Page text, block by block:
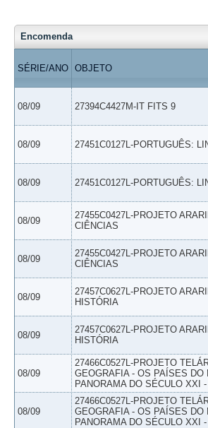
Encomenda
SÉRIE/ANO OBJETO
08/09 27394C4427M-IT FITS 9
08/09 27451C0127L-PORTUGUÊS:
08/09 27451C0127L-PORTUGUÊS:
08/09
27455C0427L-PROJETO
CIÊNCIAS
08/09
27455C0427L-PROJETO
CIÊNCIAS
08/09
27457C0627L-PROJETO
HISTÓRIA
08/09
27457C0627L-PROJETO
HISTÓRIA
08/09
27466C0527L-PROJETO
GEOGRAFIA - OS PAÍSES DO
PANORAMA DO SÉCULO XXI -
08/09
27466C0527L-PROJETO
GEOGRAFIA - OS PAÍSES DO
PANORAMA DO SÉCULO XXI -